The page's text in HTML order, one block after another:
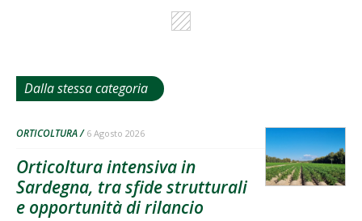
Dalla stessa categoria
ORTICOLTURA 6 Agosto 2026
Orticoltura intensiva in
Sardegna, tra sfide strutturali
e opportunità di rilancio